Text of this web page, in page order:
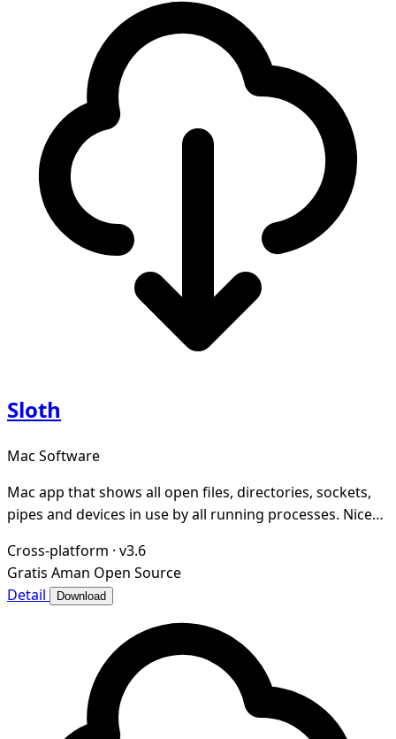
Sloth
Mac Software
Mac app that shows all open files, directories, sockets,
pipes and devices in use by all running processes. Nice
Cross-platform · v3.6
Gratis Aman Open Source
Detail
Download